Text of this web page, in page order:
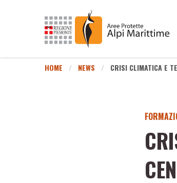
HOME NEWS CRISI CLIMATICA E